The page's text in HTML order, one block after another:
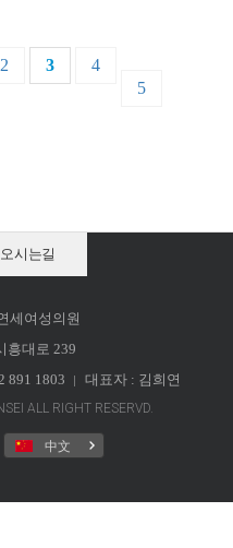
2 3
4
5
시는길
세여성의원
흥대로 239
891 1803 대표자 : 김희연
ALL RIGHT RESERVD.
中文